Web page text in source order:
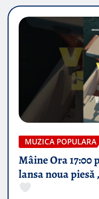
MUZICA POPULARA
Mâine Ora 17:00
lansa noua piesă